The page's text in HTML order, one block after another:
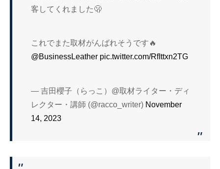
客してくれました🫢
これでまた取材がんばれそうです🔥
@BusinessLeather pic.twitter.com/RfIttxn2TG
— 吉田櫻子（らっこ）@取材ライター・ディ
レクター・講師 (@racco_writer) November
14, 2023